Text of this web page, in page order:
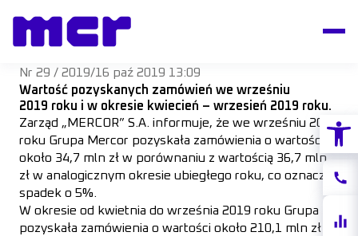
akcji
Nr 29 / 2019/16 paź 2019 13:09
Wartość pozyskanych zamówień we wrześniu
2019 roku i w okresie kwiecień – wrzesień 2019 roku.
Zarząd „MERCOR” S.A. informuje, że we wrześniu 2019
roku Grupa Mercor pozyskała zamówienia o wartości
około 34,7 mln zł w porównaniu z wartością 36,7 mln
zł w analogicznym okresie ubiegłego roku, co oznacza
spadek o 5%.
W okresie od kwietnia do września 2019 roku Grupa
pozyskała zamówienia o wartości około 210,1 mln zł